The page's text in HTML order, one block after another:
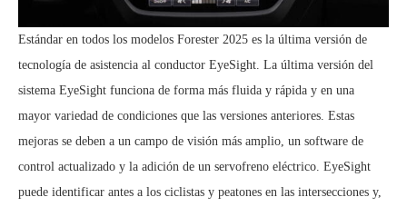
Estándar en todos los modelos Forester 2025 es la última versión de
tecnología de asistencia al conductor EyeSight. La última versión del
sistema EyeSight funciona de forma más fluida y rápida y en una
mayor variedad de condiciones que las versiones anteriores. Estas
mejoras se deben a un campo de visión más amplio, un software de
control actualizado y la adición de un servofreno eléctrico. EyeSight
puede identificar antes a los ciclistas y peatones en las intersecciones y,